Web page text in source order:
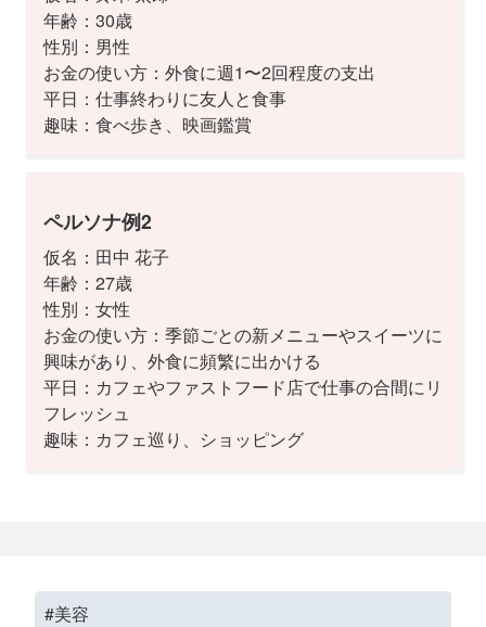
年齢：30歳
性別：男性
お金の使い方：外食に週1〜2回程度の支出
平日：仕事終わりに友人と食事
趣味：食べ歩き、映画鑑賞
ペルソナ例2
仮名：田中 花子
年齢：27歳
性別：女性
お金の使い方：季節ごとの新メニューやスイーツに
興味があり、外食に頻繁に出かける
平日：カフェやファストフード店で仕事の合間にリ
フレッシュ
趣味：カフェ巡り、ショッピング
#美容